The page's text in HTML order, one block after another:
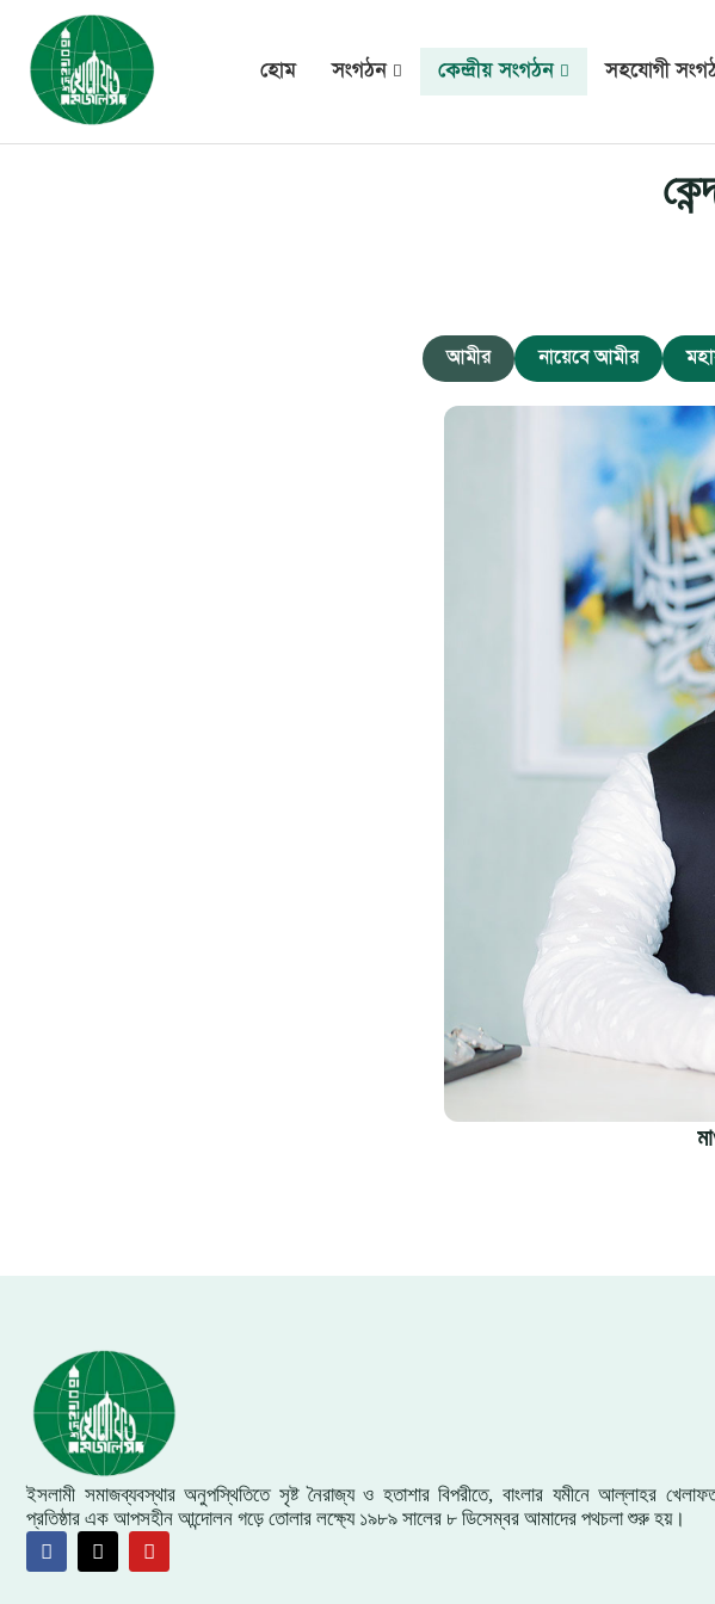
হোম সংগঠন কেন্দ্রীয় সংগঠন সহযোগী
আমীর নায়েবে আমীর
ইসলামী সমাজব্যবস্থার অনুপস্থিতিতে সৃষ্ট নৈরাজ্য ও হতাশার বিপরীতে, বাংলার যমীনে আল্লাহর
প্রতিষ্ঠার এক আপসহীন আন্দোলন গড়ে তোলার লক্ষ্যে ১৯৮৯ সালের ৮ ডিসেম্বর আমাদের পথচলা শুরু হয়।